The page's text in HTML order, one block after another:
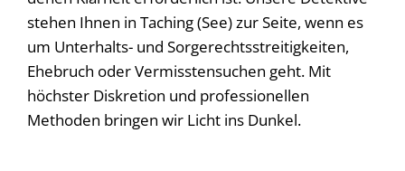
stehen Ihnen in Taching (See) zur Seite, wenn es
um Unterhalts- und Sorgerechtsstreitigkeiten,
Ehebruch oder Vermisstensuchen geht. Mit
höchster Diskretion und professionellen
Methoden bringen wir Licht ins Dunkel.